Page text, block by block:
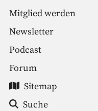
Mitglied werden
Newsletter
Podcast
Forum
Sitemap
Suche